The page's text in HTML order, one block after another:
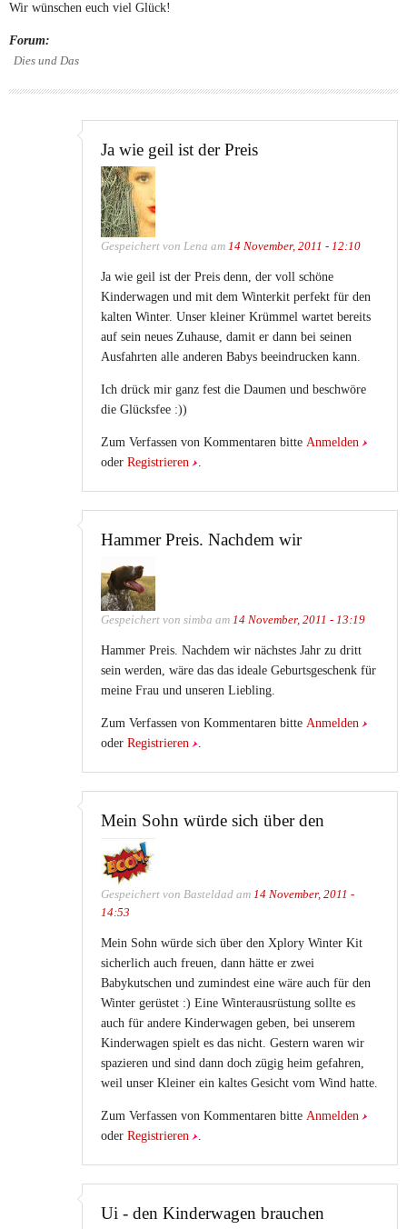
Wir wünschen euch viel Glück!
Forum:
Dies und Das
Ja wie geil ist der Preis
Gespeichert von Lena am 14 November, 2011 - 12:10
Ja wie geil ist der Preis denn, der voll schöne
Kinderwagen und mit dem Winterkit perfekt für den
kalten Winter. Unser kleiner Krümmel wartet bereits
auf sein neues Zuhause, damit er dann bei seinen
Ausfahrten alle anderen Babys beeindrucken kann.
Ich drück mir ganz fest die Daumen und beschwöre
die Glücksfee :))
Zum Verfassen von Kommentaren bitte Anmelden
oder Registrieren
Hammer Preis. Nachdem wir
Gespeichert von simba am 14 November, 2011 - 13:19
Hammer Preis. Nachdem wir nächstes Jahr zu dritt
sein werden, wäre das das ideale Geburtsgeschenk für
meine Frau und unseren Liebling.
Zum Verfassen von Kommentaren bitte Anmelden
oder Registrieren .
Mein Sohn würde sich über den
Gespeichert von Basteldad am 14 November, 2011 -
14:53
Mein Sohn würde sich über den Xplory Winter Kit
sicherlich auch freuen, dann hätte er zwei
Babykutschen und zumindest eine wäre auch für den
Winter gerüstet :) Eine Winterausrüstung sollte es
auch für andere Kinderwagen geben, bei unserem
Kinderwagen spielt es das nicht. Gestern waren wir
spazieren und sind dann doch zügig heim gefahren,
weil unser Kleiner ein kaltes Gesicht vom Wind hatte.
Zum Verfassen von Kommentaren bitte Anmelden
oder Registrieren
Ui - den Kinderwagen brauchen